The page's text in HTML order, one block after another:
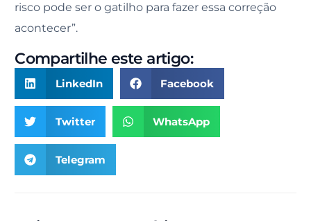
risco pode ser o gatilho para fazer essa correção
acontecer”.
Compartilhe este artigo:
LinkedIn Facebook
Twitter WhatsApp
Telegram